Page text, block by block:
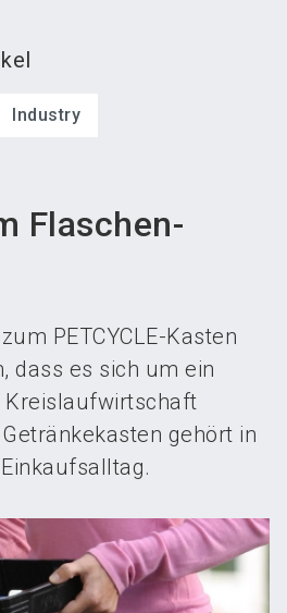
Industry
Flaschen-
PETCYCLE-Kasten
dass es sich um ein
Kreislaufwirtschaft
gehört in